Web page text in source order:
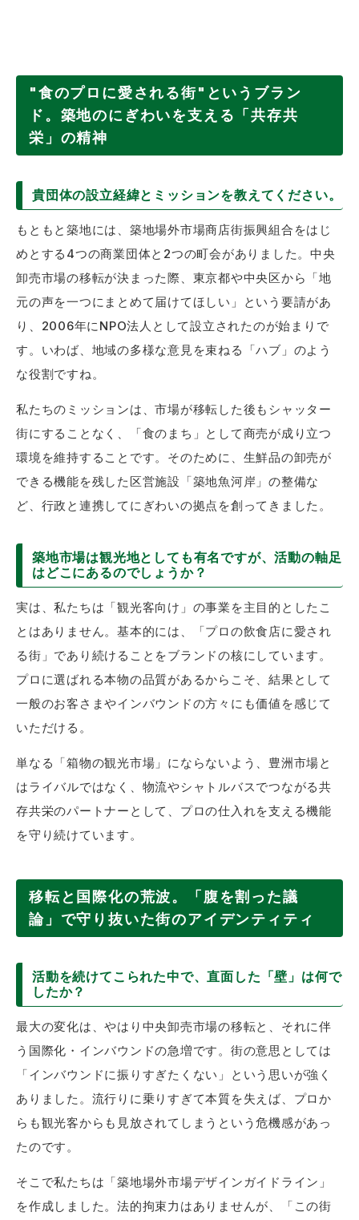
"食のプロに愛される街"というブラン
ド。築地のにぎわいを支える「共存共
栄」の精神
貴団体の設立経緯とミッションを教えてください。
もともと築地には、築地場外市場商店街振興組合をはじ
めとする4つの商業団体と2つの町会がありました。中央
卸売市場の移転が決まった際、東京都や中央区から「地
元の声を一つにまとめて届けてほしい」という要請があ
り、2006年にNPO法人として設立されたのが始まりで
す。いわば、地域の多様な意見を束ねる「ハブ」のよう
な役割ですね。
私たちのミッションは、市場が移転した後もシャッター
街にすることなく、「食のまち」として商売が成り立つ
環境を維持することです。そのために、生鮮品の卸売が
できる機能を残した区営施設「築地魚河岸」の整備な
ど、行政と連携してにぎわいの拠点を創ってきました。
築地市場は観光地としても有名ですが、活動の軸足
はどこにあるのでしょうか？
実は、私たちは「観光客向け」の事業を主目的としたこ
とはありません。基本的には、「プロの飲食店に愛され
る街」であり続けることをブランドの核にしています。
プロに選ばれる本物の品質があるからこそ、結果として
一般のお客さまやインバウンドの方々にも価値を感じて
いただける。
単なる「箱物の観光市場」にならないよう、豊洲市場と
はライバルではなく、物流やシャトルバスでつながる共
存共栄のパートナーとして、プロの仕入れを支える機能
を守り続けています。
移転と国際化の荒波。「腹を割った議
論」で守り抜いた街のアイデンティティ
活動を続けてこられた中で、直面した「壁」は何で
したか？
最大の変化は、やはり中央卸売市場の移転と、それに伴
う国際化・インバウンドの急増です。街の意思としては
「インバウンドに振りすぎたくない」という思いが強く
ありました。流行りに乗りすぎて本質を失えば、プロか
らも観光客からも見放されてしまうという危機感があっ
たのです。
そこで私たちは「築地場外市場デザインガイドライン」
を作成しました。法的拘束力はありませんが、「この街